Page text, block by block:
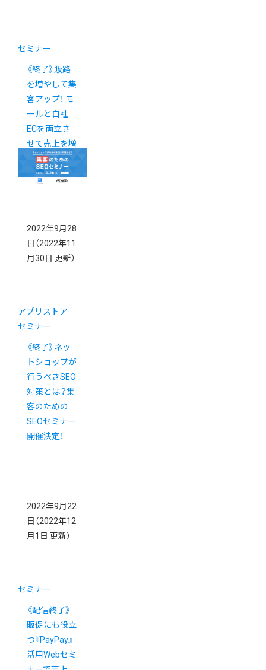
セミナー
《終了》販路
を増やして集
客アップ！ モ
ールと自社
ECを両立さ
せて売上を増
やすコツとは
2022年9月28
日 （2022年11
月30日 更新）
アプリストア
セミナー
《終了》ネッ
トショップが
行うべきSEO
対策とは？集
客のための
SEOセミナー
開催決定！
2022年9月22
日 （2022年12
月1日 更新）
セミナー
《配信終了》
販促にも役立
つ『PayPay』
活用Webセミ